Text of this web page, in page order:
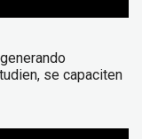
se capaciten